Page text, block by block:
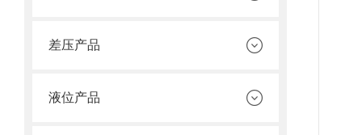
差压产品
液位产品